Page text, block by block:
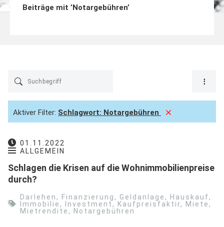
Beiträge mit ’Notargebühren’
Aktiver Filter: Schlagwort: Notargebühren
01.11.2022
ALLGEMEIN
Schlagen die Krisen auf die Wohnimmobilienpreise
durch?
Darlehen , Finanzierung , Geldanlage , Hauskauf,
Immobilie , Investment , Kaufpreisfaktir, Miete ,
Mietrendite , Notargebühren